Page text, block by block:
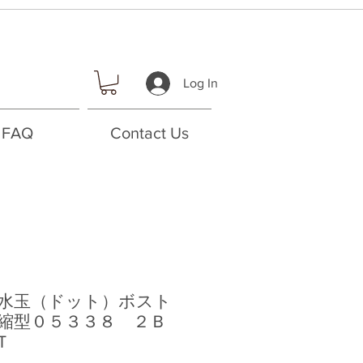
Log In
FAQ Contact Us
玉（ドット）ボスト
型０５３３８ ２Ｂ